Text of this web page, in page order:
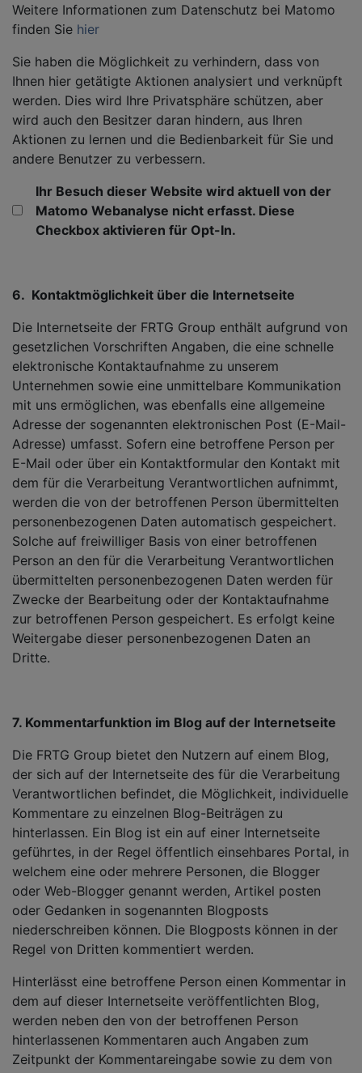
Weitere Informationen zum Datenschutz bei Matomo
finden Sie hier
Sie haben die Möglichkeit zu verhindern, dass von
Ihnen hier getätigte Aktionen analysiert und verknüpft
werden. Dies wird Ihre Privatsphäre schützen, aber
wird auch den Besitzer daran hindern, aus Ihren
Aktionen zu lernen und die Bedienbarkeit für Sie und
andere Benutzer zu verbessern.
Ihr Besuch dieser Website wird aktuell von der
Matomo Webanalyse nicht erfasst. Diese
Checkbox aktivieren für Opt-In.
6. Kontaktmöglichkeit über die Internetseite
Die Internetseite der FRTG Group enthält aufgrund von
gesetzlichen Vorschriften Angaben, die eine schnelle
elektronische Kontaktaufnahme zu unserem
Unternehmen sowie eine unmittelbare Kommunikation
mit uns ermöglichen, was ebenfalls eine allgemeine
Adresse der sogenannten elektronischen Post (E-Mail-
Adresse) umfasst. Sofern eine betroffene Person per
E-Mail oder über ein Kontaktformular den Kontakt mit
dem für die Verarbeitung Verantwortlichen aufnimmt,
werden die von der betroffenen Person übermittelten
personenbezogenen Daten automatisch gespeichert.
Solche auf freiwilliger Basis von einer betroffenen
Person an den für die Verarbeitung Verantwortlichen
übermittelten personenbezogenen Daten werden für
Zwecke der Bearbeitung oder der Kontaktaufnahme
zur betroffenen Person gespeichert. Es erfolgt keine
Weitergabe dieser personenbezogenen Daten an
Dritte.
7. Kommentarfunktion im Blog auf der Internetseite
Die FRTG Group bietet den Nutzern auf einem Blog,
der sich auf der Internetseite des für die Verarbeitung
Verantwortlichen befindet, die Möglichkeit, individuelle
Kommentare zu einzelnen Blog-Beiträgen zu
hinterlassen. Ein Blog ist ein auf einer Internetseite
geführtes, in der Regel öffentlich einsehbares Portal, in
welchem eine oder mehrere Personen, die Blogger
oder Web-Blogger genannt werden, Artikel posten
oder Gedanken in sogenannten Blogposts
niederschreiben können. Die Blogposts können in der
Regel von Dritten kommentiert werden.
Hinterlässt eine betroffene Person einen Kommentar in
dem auf dieser Internetseite veröffentlichten Blog,
werden neben den von der betroffenen Person
hinterlassenen Kommentaren auch Angaben zum
Zeitpunkt der Kommentareingabe sowie zu dem von